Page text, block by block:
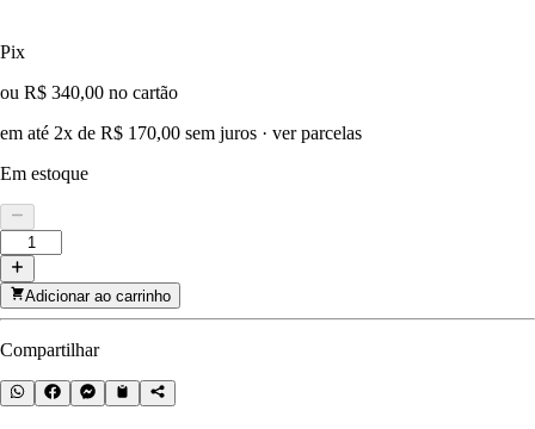
Pix
ou R$ 340,00 no cartão
em até 2x de R$ 170,00 sem juros · ver parcelas
Em estoque
Adicionar ao carrinho
Compartilhar